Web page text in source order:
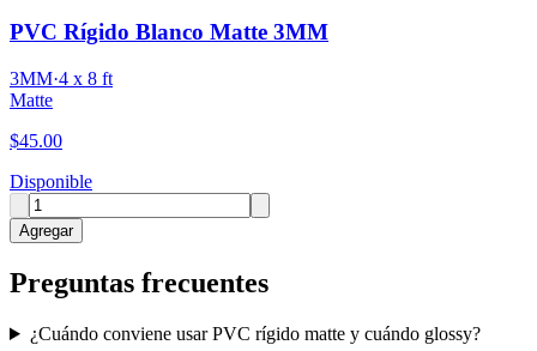
PVC Rígido Blanco Matte 3MM
3MM·4 x 8 ft
Matte
$45.00
Disponible
Agregar
Preguntas frecuentes
¿Cuándo conviene usar PVC rígido matte y cuándo glossy?